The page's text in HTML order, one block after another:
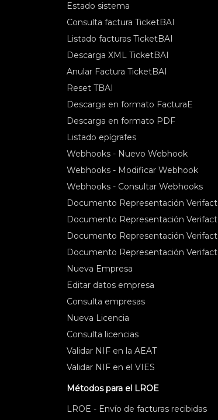
Estado sistema
Consulta factura TicketBAI
Listado facturas TicketBAI
Descarga XML TicketBAI
Anular Factura TicketBAI
Reset TBAI
Descarga en formato FacturaE
Descarga en formato PDF
Listado epígrafes
Webhooks - Nuevo Webhook
Webhooks - Modificar Webhook
Webhooks - Consultar Webhooks
Documento Representación
Documento Representación
Documento Representación
Documento Representación
Nueva Empresa
Editar datos empresa
Consulta empresas
Nueva Licencia
Consulta licencias
Validar NIF en la AEAT
Validar NIF en el VIES
Métodos para el LROE
LROE - Envío de facturas recibidas